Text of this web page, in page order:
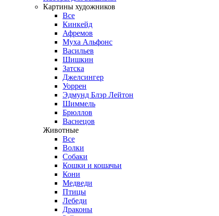
Картины художников
Все
Кинкейд
Афремов
Муха Альфонс
Васильев
Шишкин
Затска
Джелсингер
Уоррен
Эдмунд Блэр Лейтон
Шиммель
Брюллов
Васнецов
Животные
Все
Волки
Собаки
Кошки и кошачьи
Кони
Медведи
Птицы
Лебеди
Драконы